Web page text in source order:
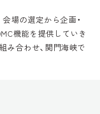
場の選定から企画・
機能を提供していき
み合わせ、関門海峡で